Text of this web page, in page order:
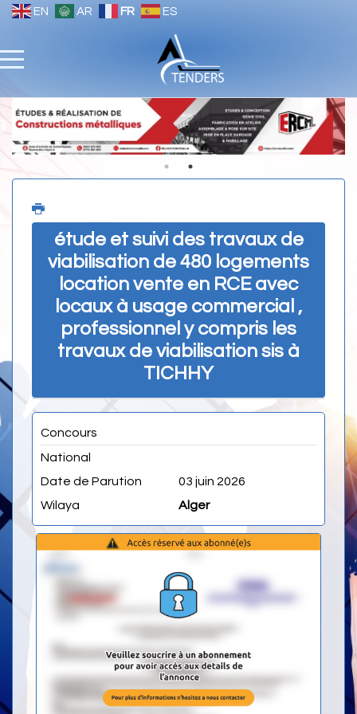
EN AR FR ES
étude et suivi des travaux de
viabilisation de 480 logements
location vente en RCE avec
locaux à usage commercial ,
professionnel y compris les
travaux de viabilisation sis à
TICHHY
Concours
National
Date de Parution
03 juin 2026
Wilaya
Alger